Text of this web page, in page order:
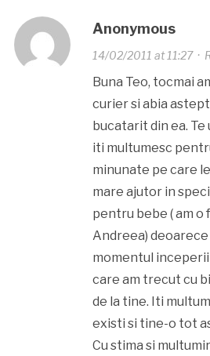
Anonymous
14/02/2011 at 11:27·
Buna Teo, tocmai
curier si abia astept
bucatarit din ea. Te
iti multumesc
minunate pe care
mare ajutor in
pentru bebe ( am o
Andreea)
momentul
care am trecut cu
de la tine. Iti
existi si tine-o tot
Cu stima si